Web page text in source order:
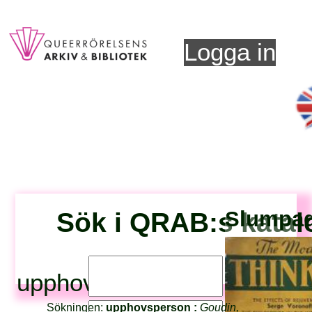
Logga in
Sök i QRAB:s
upphovsperson:
Sökningen: upphovsperson :Goudin,